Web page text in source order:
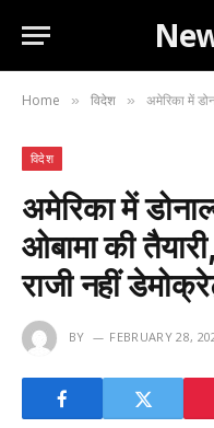
Home » विदेश » अमेरिका में डोनाल्ड
विदेश
अमेरिका में
ओबामा की
राजी नहीं
BY FEBRUARY 28,